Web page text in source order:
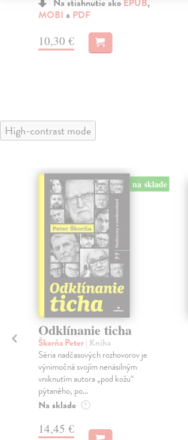
Na stiahnutie ako EPUB,
MOBI a PDF
10,30 €
High-contrast mode
na sklade
Odklínanie ticha
Škorňa Peter| Kniha
Séria nadčasových rozhovorov je
výnimočná svojím nenásilným
vniknutím autora „pod kožu“
pýtaného, po...
Na sklade ?
14,45 €